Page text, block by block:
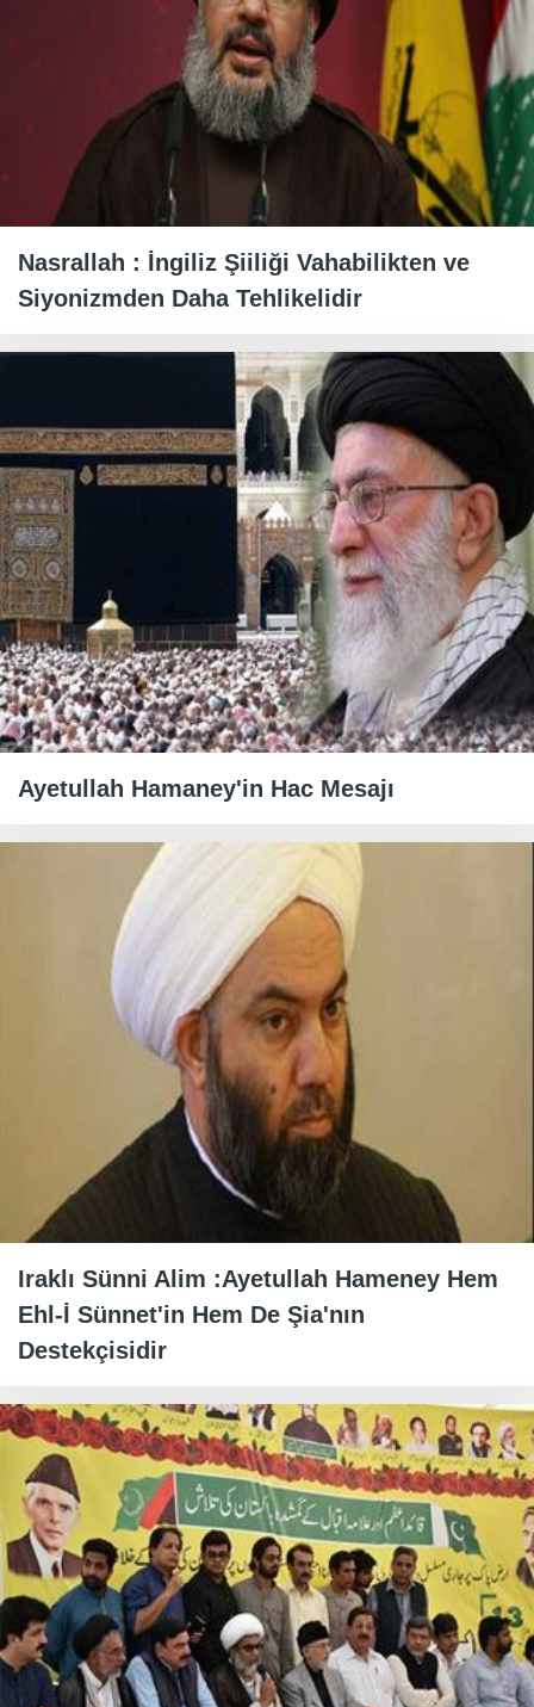
Nasrallah : İngiliz Şiiliği Vahabilikten ve
Siyonizmden Daha Tehlikelidir
Ayetullah Hamaney'in Hac Mesajı
Iraklı Sünni Alim :Ayetullah Hameney Hem
Ehl-İ Sünnet'in Hem De Şia'nın
Destekçisidir